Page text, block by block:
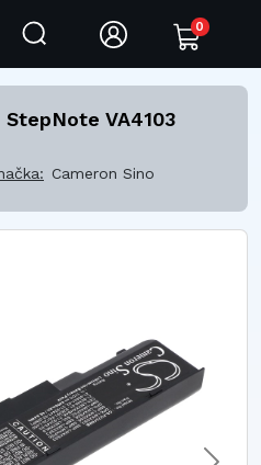
0
VA4103
Cameron Sino